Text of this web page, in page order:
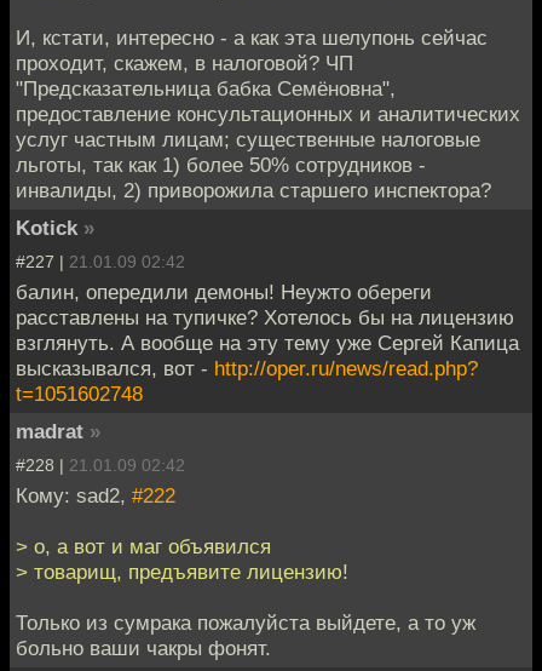
И, кстати, интересно - а как эта шелупонь сейчас
проходит, скажем, в налоговой? ЧП
"Предсказательница бабка Семёновна",
предоставление консультационных и аналитических
услуг частным лицам; существенные налоговые
льготы, так как 1) более 50% сотрудников -
инвалиды, 2) приворожила старшего инспектора?
Kotick »
#227 | 21.01.09 02:42
балин, опередили демоны! Неужто обереги
расставлены на тупичке? Хотелось бы на лицензию
взглянуть. А вообще на эту тему уже Сергей Капица
высказывался, вот - http://oper.ru/news/read.php?
t=1051602748
madrat »
#228 | 21.01.09 02:42
Кому: sad2, #222
> о, а вот и маг объявился
> товарищ, предъявите лицензию!
Только из сумрака пожалуйста выйдете, а то уж
больно ваши чакры фонят.